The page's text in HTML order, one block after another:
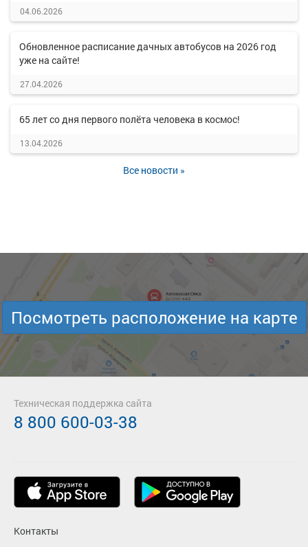
04.06.2026
Обновленное расписание дачных автобусов на 2026 год
уже на сайте!
27.04.2026
65 лет со дня первого полёта человека в космос!
13.04.2026
Все новости »
Посмотреть расположение на карте
Контакты
Техническая поддержка сайта
8 800 600-03-38